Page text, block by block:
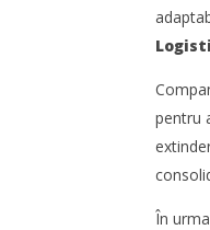
Piața
definită
Bianca
Florescu
pentru
În urma